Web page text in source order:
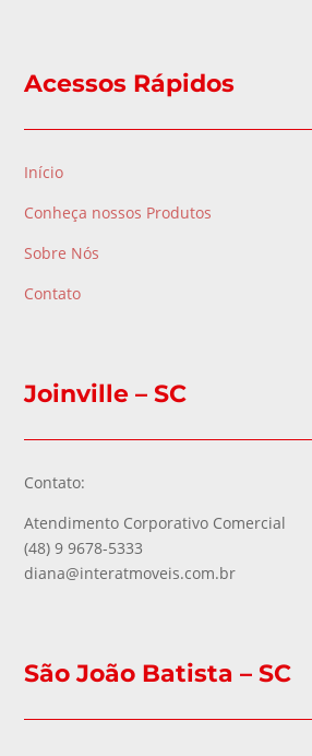
Acessos Rápidos
Início
Conheça nossos Produtos
Sobre Nós
Contato
Joinville – SC
Contato:
Atendimento Corporativo Comercial
(48) 9 9678-5333
diana@interatmoveis.com.br
São João Batista – SC